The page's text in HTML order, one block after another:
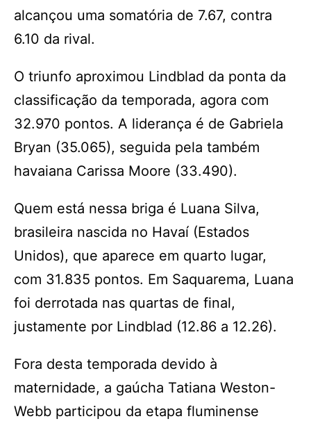
alcançou uma somatória de 7.67, contra
6.10 da rival.
O triunfo aproximou Lindblad da ponta da
classificação da temporada, agora com
32.970 pontos. A liderança é de Gabriela
Bryan (35.065), seguida pela também
havaiana Carissa Moore (33.490).
Quem está nessa briga é Luana Silva,
brasileira nascida no Havaí (Estados
Unidos), que aparece em quarto lugar,
com 31.835 pontos. Em Saquarema, Luana
foi derrotada nas quartas de final,
justamente por Lindblad (12.86 a 12.26).
Fora desta temporada devido à
maternidade, a gaúcha Tatiana Weston-
Webb participou da etapa fluminense